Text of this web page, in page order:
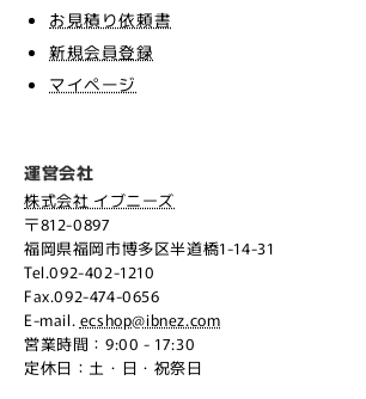
お見積り依頼書
新規会員登録
マイページ
運営会社
株式会社 イブニーズ
〒812-0897
福岡県福岡市博多区半道橋1-14-31
Tel.092-402-1210
Fax.092-474-0656
E-mail. ecshop@ibnez.com
営業時間：9:00 - 17:30
定休日：土・日・祝祭日